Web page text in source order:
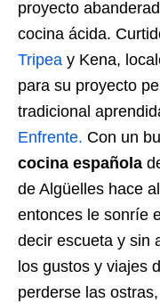
proyecto
cocina ácida.
Tripea y Kena,
para su proyecto
tradicional
Enfrente. Con un
cocina española
de Algüelles hace
entonces le sonríe
decir escueta y sin
los gustos y viajes
perderse las